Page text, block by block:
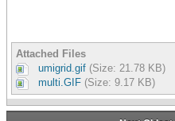
Attached Files
umigrid.gif (Size: 21.78 KB)
multi.GIF (Size: 9.17 KB)